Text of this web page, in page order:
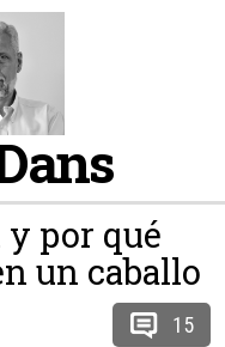
y por qué
un caballo
15